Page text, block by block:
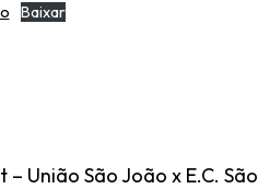
Baixar
– União São João x E.C.